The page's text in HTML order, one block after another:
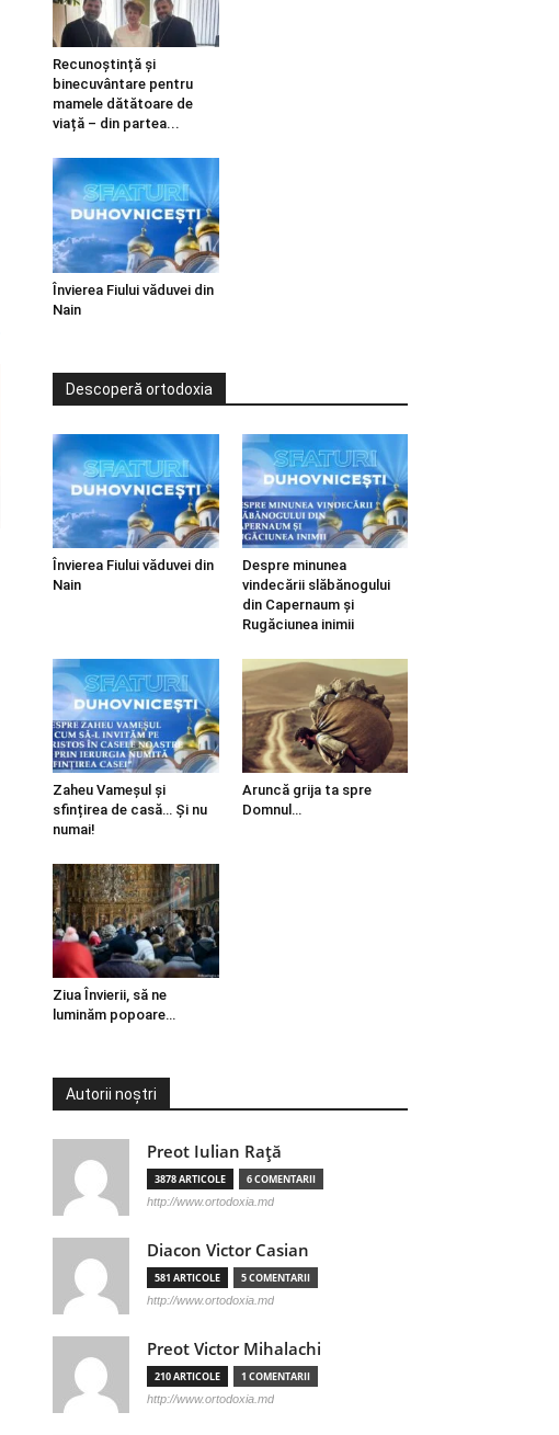
Recunoștință și
binecuvântare pentru
mamele dătătoare de
viață – din partea...
Învierea Fiului văduvei din
Nain
Descoperă ortodoxia
Învierea Fiului văduvei din
Nain
Despre minunea
vindecării slăbănogului
din Capernaum și
Rugăciunea inimii
Zaheu Vameșul și
sfințirea de casă… Și nu
numai!
Aruncă grija ta spre
Domnul…
Ziua Învierii, să ne
luminăm popoare…
Autorii noștri
Preot Iulian Raţă
3878 ARTICOLE 6 COMENTARII
http://www.ortodoxia.md
Diacon Victor Casian
581 ARTICOLE 5 COMENTARII
http://www.ortodoxia.md
Preot Victor Mihalachi
210 ARTICOLE 1 COMENTARII
http://www.ortodoxia.md